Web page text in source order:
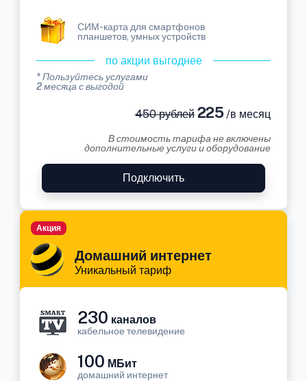
СИМ-карта для смартфонов
планшетов, умных устройств
по акции выгоднее
* Пользуйтесь услугами
2 месяца с выгодой
450 рублей225 /в месяц
В стоимость тарифа не включены
дополнительные услуги и оборудование
Подключить
Домашний интернет
Уникальный тариф
Акция
230 каналов
кабельное телевидение
100 МБит
домашний интернет